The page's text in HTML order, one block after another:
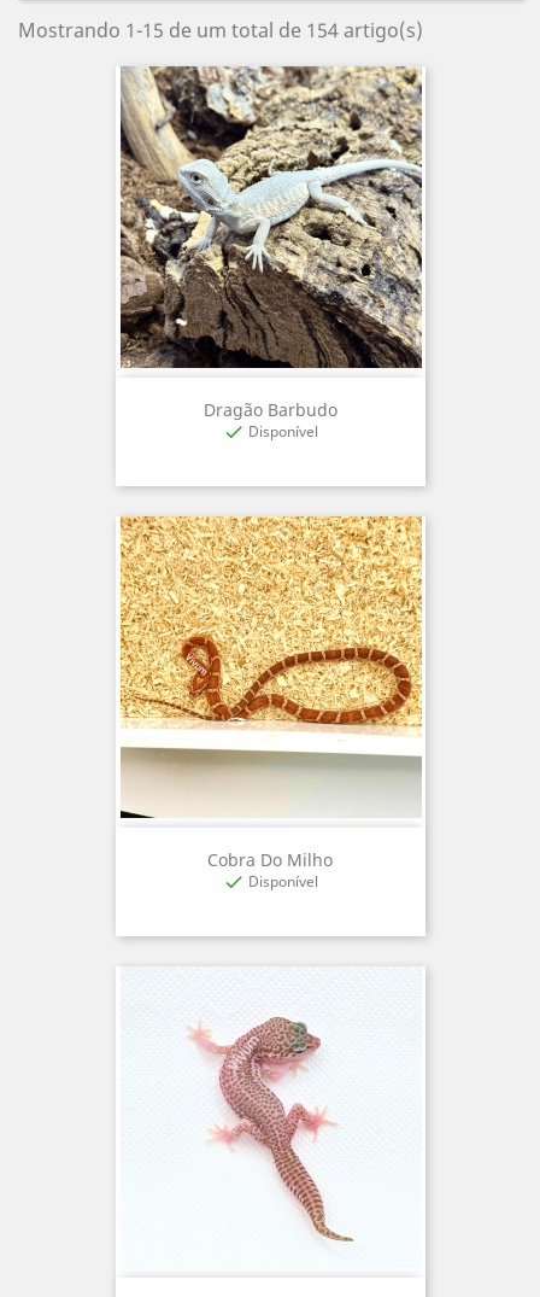
Mostrando 1-15 de um total de 154 artigo(s)
Dragão Barbudo
 Disponível
Cobra Do Milho
 Disponível